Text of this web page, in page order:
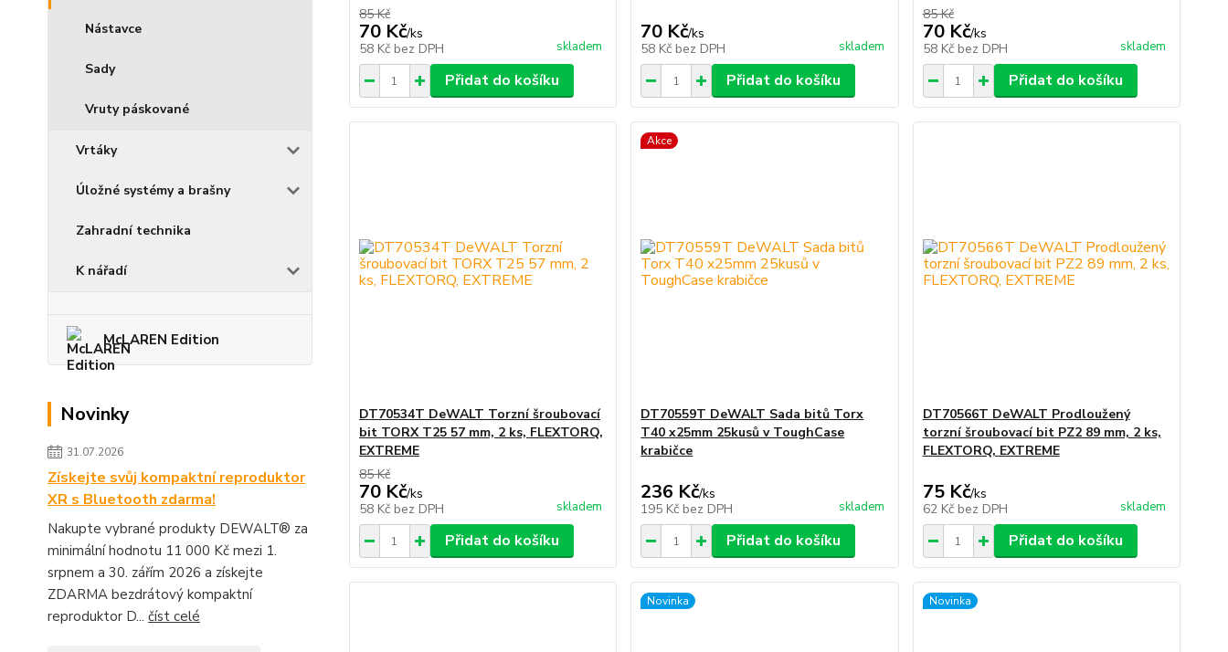
Nástavce
Sady
Vruty páskované
Vrtáky
Úložné systémy a brašny
Zahradní technika
K nářadí
McLAREN Edition
Novinky
31.07.2026
Získejte svůj kompaktní reproduktor
XR s Bluetooth zdarma!
Nakupte vybrané produkty DEWALT® za
minimální hodnotu 11 000 Kč mezi 1.
srpnem a 30. zářím 2026 a získejte
ZDARMA bezdrátový kompaktní
reproduktor D... číst celé
85 Kč
70 Kč/ks
58 Kč bez DPH skladem
Přidat do košíku
70 Kč/ks
58 Kč bez DPH skladem
Přidat do košíku
85 Kč
70 Kč/ks
58 Kč bez DPH skladem
Přidat do košíku
DT70534T DeWALT Torzní šroubovací
bit TORX T25 57 mm, 2 ks, FLEXTORQ,
EXTREME
85 Kč
70 Kč/ks
58 Kč bez DPH skladem
Přidat do košíku
Akce
DT70559T DeWALT Sada bitů Torx
T40 x25mm 25kusů v ToughCase
krabičce
236 Kč/ks
195 Kč bez DPH skladem
Přidat do košíku
DT70566T DeWALT Prodloužený
torzní šroubovací bit PZ2 89 mm, 2 ks,
FLEXTORQ, EXTREME
75 Kč/ks
62 Kč bez DPH skladem
Přidat do košíku
Novinka Novinka